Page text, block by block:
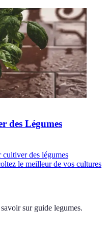
des Légumes
des légumes
le meilleur de vos cultures
sur guide legumes.